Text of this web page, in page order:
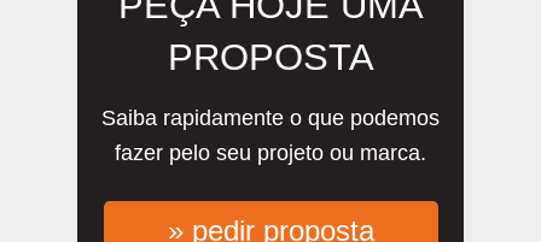
PROPOSTA
Saiba rapidamente o que podemos
fazer pelo seu projeto ou marca.
» pedir proposta